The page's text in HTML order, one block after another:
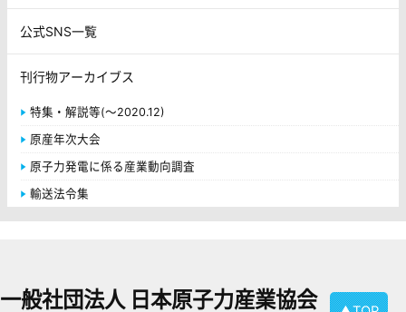
公式SNS一覧
刊行物アーカイブス
特集・解説等(～2020.12)
原産年次大会
原子力発電に係る産業動向調査
輸送法令集
一般社団法人 日本原子力産業協会